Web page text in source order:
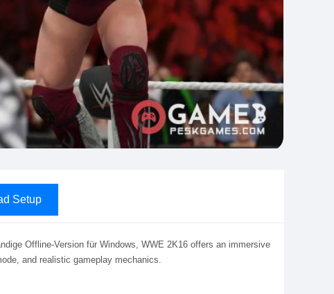
Setup
Offline-Version für Windows, WWE 2K16 offers an immersive
and realistic gameplay mechanics.